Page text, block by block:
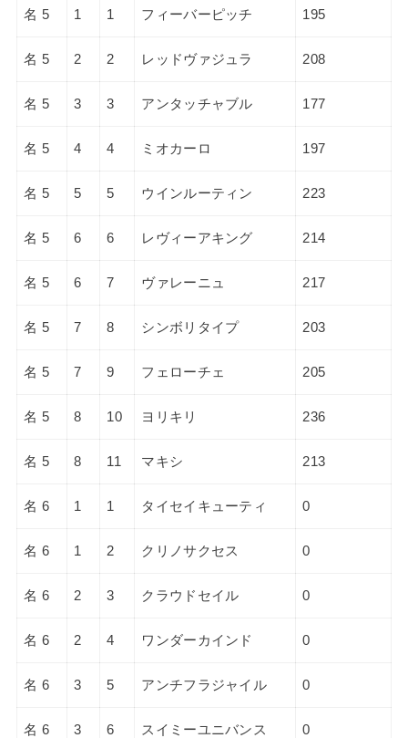
名 5 1 1 フィーバーピッチ 195
名 5 2 2 レッドヴァジュラ 208
名 5 3 3 アンタッチャブル 177
名 5 4 4 ミオカーロ 197
名 5 5 5 ウインルーティン 223
名 5 6 6 レヴィーアキング 214
名 5 6 7 ヴァレーニュ 217
名 5 7 8 シンボリタイプ 203
名 5 7 9 フェローチェ 205
名 5 8 10 ヨリキリ 236
名 5 8 11 マキシ 213
名 6 1 1 タイセイキューティ 0
名 6 1 2 クリノサクセス 0
名 6 2 3 クラウドセイル 0
名 6 2 4 ワンダーカインド 0
名 6 3 5 アンチフラジャイル 0
名 6 3 6 スイミーユニバンス 0